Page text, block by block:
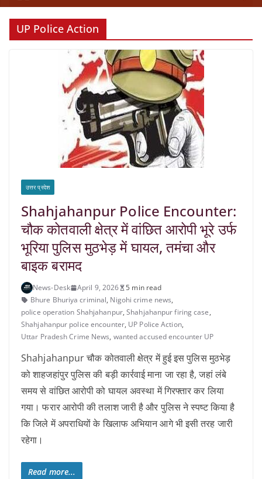
UP Police Action
उत्तर प्रदेश
Shahjahanpur Police Encounter:
चौक कोतवाली क्षेत्र में वांछित आरोपी भूरे उर्फ
भूरिया पुलिस मुठभेड़ में घायल, तमंचा और
बाइक बरामद
News-Desk April 9, 2026
5 min read
Bhure Bhuriya criminal, Nigohi crime news,
police operation Shahjahanpur,Shahjahanpur firing case,
Shahjahanpur police encounter, UP Police Action,
Uttar Pradesh Crime News, wanted accused encounter UP
Shahjahanpur चौक कोतवाली क्षेत्र में हुई इस पुलिस मुठभेड़
को शाहजहांपुर पुलिस की बड़ी कार्रवाई माना जा रहा है, जहां लंबे
समय से वांछित आरोपी को घायल अवस्था में गिरफ्तार कर लिया
गया। फरार आरोपी की तलाश जारी है और पुलिस ने स्पष्ट किया है
कि जिले में अपराधियों के खिलाफ अभियान आगे भी इसी तरह जारी
रहेगा।
Read more...